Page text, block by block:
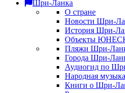
Шри-Ланка
О стране
Новости Шри-
История Шри-
Объекты
Пляжи Шри-
Города Шри-
Аудиогид по
Народная музыка
Книги о Шри-